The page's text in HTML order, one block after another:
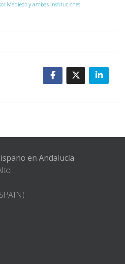
Madiedo y ambas instituciones.
en Andalucía